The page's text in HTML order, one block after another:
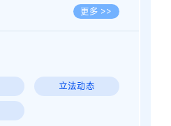
更多 >>
立法动态